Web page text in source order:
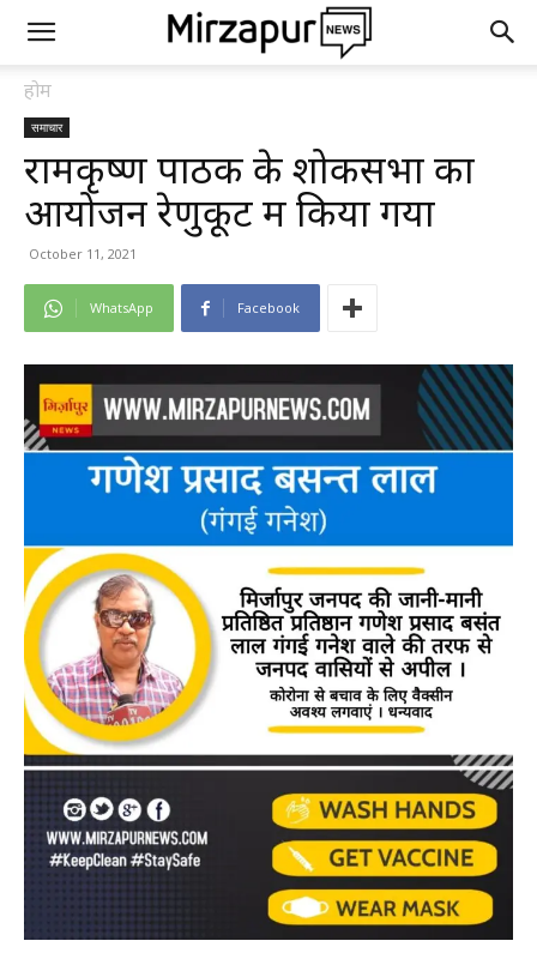
होम
समाचार
रामकृष्ण पाठक के शोकसभा का
आयोजन रेणुकूट में किया गया
October 11, 2021
WhatsApp Facebook